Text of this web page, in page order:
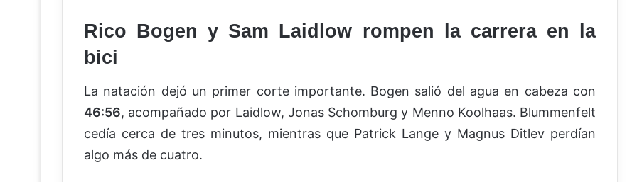
Rico Bogen y Sam Laidlow rompen la carrera en la
bici
La natación dejó un primer corte importante. Bogen salió del agua en cabeza con
46:56, acompañado por Laidlow, Jonas Schomburg y Menno Koolhaas. Blummenfelt
cedía cerca de tres minutos, mientras que Patrick Lange y Magnus Ditlev perdían
algo más de cuatro.